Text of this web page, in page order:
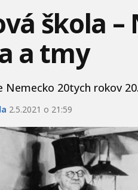
škola
a tmy
Nemecko 20tych rokov
2.5.2021 o 21:59